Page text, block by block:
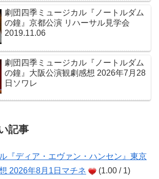
劇団四季ミュージカル『ノートルダム
の鐘』京都公演 リハーサル見学会
2019.11.06
劇団四季ミュージカル『ノートルダム
の鐘』大阪公演観劇感想 2026年7月28
日ソワレ
記事
『ディア・エヴァン・ハンセン』東京
2026年8月1日マチネ
(1.00 / 1)